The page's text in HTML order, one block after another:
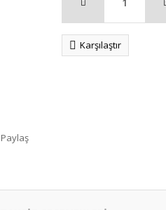
Paylaş
Karşılaştır